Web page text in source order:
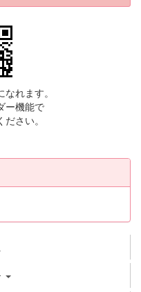
れます。
ー機能で
さい。